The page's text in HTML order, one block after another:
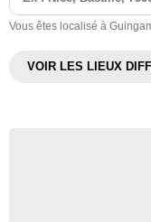
Vous êtes localisé à
VOIR LES LIEUX